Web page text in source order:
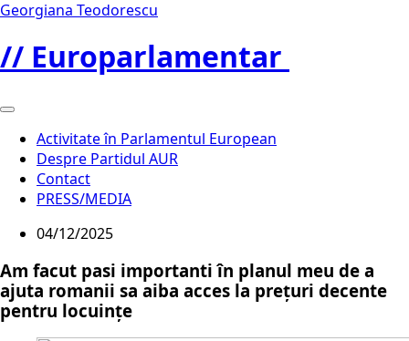
Georgiana Teodorescu
// Europarlamentar
Activitate în Parlamentul European
Despre Partidul AUR
Contact
PRESS/MEDIA
04/12/2025
Am facut pasi importanti în planul meu de a
ajuta romanii sa aiba acces la prețuri decente
pentru locuințe